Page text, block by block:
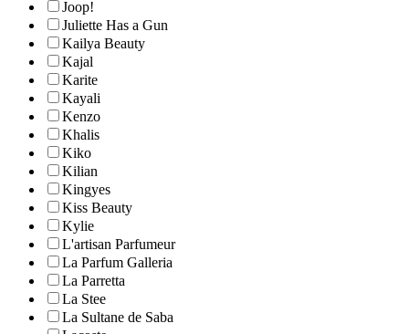
Joop!
Juliette Has a Gun
Kailya Beauty
Kajal
Karite
Kayali
Kenzo
Khalis
Kiko
Kilian
Kingyes
Kiss Beauty
Kylie
L'artisan Parfumeur
La Parfum Galleria
La Parretta
La Stee
La Sultane de Saba